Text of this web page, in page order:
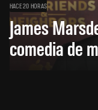
HACE 20 HORAS
James
comedia de